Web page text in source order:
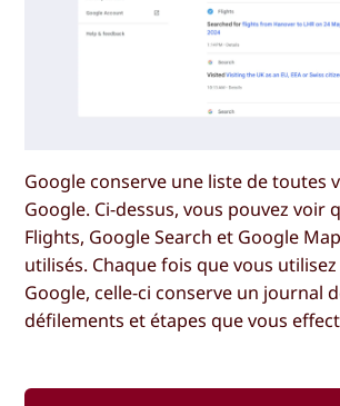
Google conserve une liste de toutes
Google. Ci-dessus, vous pouvez voir
Flights, Google Search et Google
utilisés. Chaque fois que vous
Google, celle-ci conserve un journal
défilements et étapes que vous